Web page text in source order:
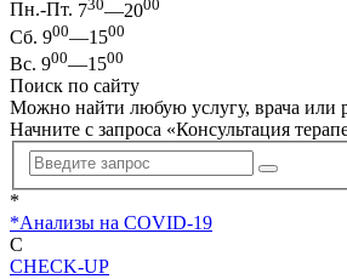
Пн.-Пт. 7 —20
Сб. 900—1500
Вс. 900—1500
Поиск по сайту
Можно найти любую услугу, врача или
Начните с запроса «Консультация
*
*Анализы на COVID-19
C
CHECK-UP